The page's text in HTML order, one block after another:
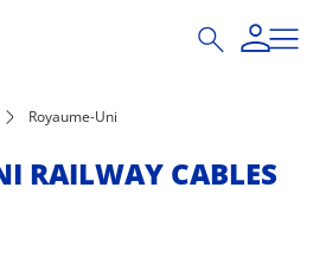
Royaume-Uni
RAILWAY CABLES